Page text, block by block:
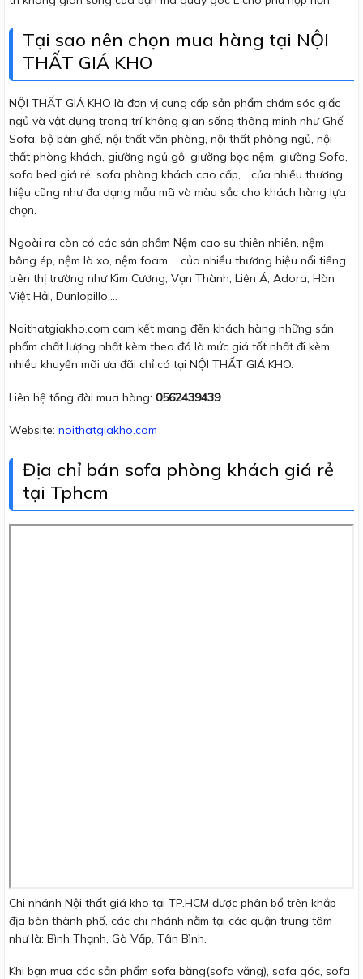
Tại sao nên chọn mua hàng tại NỘI
THẤT GIÁ KHO
NỘI THẤT GIÁ KHO là đơn vị cung cấp sản phẩm chăm sóc giấc
ngủ và vật dụng trang trí không gian sống thông minh như Ghế
Sofa, bộ bàn ghế, nội thất văn phòng, nội thất phòng ngủ, nội
thất phòng khách, giường ngủ gỗ, giường bọc nệm, giường Sofa,
sofa bed giá rẻ, sofa phòng khách cao cấp,… của nhiều thương
hiệu cũng như đa dạng mẫu mã và màu sắc cho khách hàng lựa
chọn.
Ngoài ra còn có các sản phẩm Nệm cao su thiên nhiên, nệm
bông ép, nệm lò xo, nệm foam,… của nhiều thương hiệu nổi tiếng
trên thị trường như Kim Cương, Vạn Thành, Liên Á, Adora, Hàn
Việt Hải, Dunlopillo,…
Noithatgiakho.com cam kết mang đến khách hàng những sản
phẩm chất lượng nhất kèm theo đó là mức giá tốt nhất đi kèm
nhiều khuyến mãi ưa đãi chỉ có tại NỘI THẤT GIÁ KHO.
Liên hệ tổng đài mua hàng: 0562439439
Website: noithatgiakho.com
Địa chỉ bán sofa phòng khách giá rẻ
tại Tphcm
Chi nhánh Nội thất giá kho tại TP.HCM được phân bổ trên khắp
địa bàn thành phố, các chi nhánh nằm tại các quận trung tâm
như là: Bình Thạnh, Gò Vấp, Tân Bình.
Khi bạn mua các sản phẩm sofa băng(sofa văng), sofa góc, sofa